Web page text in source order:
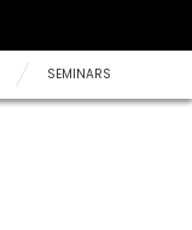
SEMINARS